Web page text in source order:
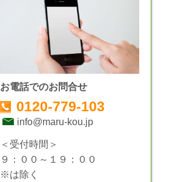
お電話でのお問合せ
0120-779-103
info@maru-kou.jp
＜受付時間＞
９：００～１９：００
※は除く